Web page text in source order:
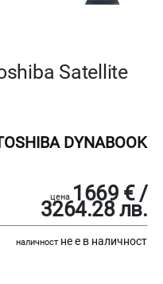
Satellite
DYNABOOK
цена 1669 € /
3264.28 лв.
наличност не е в наличност